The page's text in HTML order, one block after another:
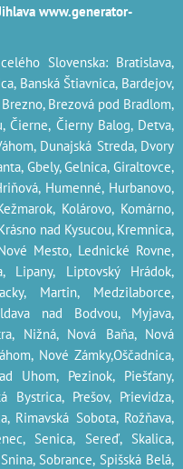
www.generator-
Slovenska: Bratislava,
Banská Štiavnica, Bardejov,
Brezová pod Bradlom,
Čierne, Čierny Balog, Detva,
Dunajská Streda, Dvory
Gbely, Gelnica, Giraltovce,
Humenné, Hurbanovo,
Kolárovo, Komárno,
nad Kysucou, Kremnica,
Mesto, Lednické Rovne,
Lipany, Liptovský Hrádok,
Martin, Medzilaborce,
nad Bodvou, Myjava,
Nižná, Nová Baňa, Nová
Nové Zámky,Oščadnica,
Uhom, Pezinok, Piešťany,
Bystrica, Prešov, Prievidza,
Rimavská Sobota, Rožňava,
Senica, Sereď, Skalica,
Sobrance, Spišská Belá,